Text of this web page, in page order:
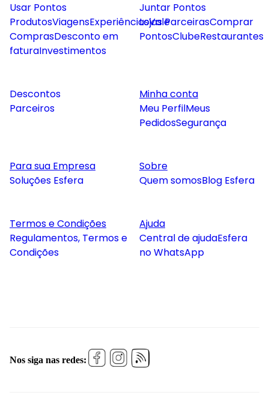
Usar Pontos
ProdutosViagensExperiênciasVale
ComprasDesconto em
faturaInvestimentos
Juntar Pontos
Lojas ParceirasComprar
PontosClubeRestaurantes
Descontos
Parceiros
Minha conta
Meu PerfilMeus
PedidosSegurança
Para sua Empresa
Soluções Esfera
Sobre
Quem somosBlog Esfera
Termos e Condições
Regulamentos, Termos e
Condições
Ajuda
Central de ajudaEsfera
no WhatsApp
Nos siga nas redes: